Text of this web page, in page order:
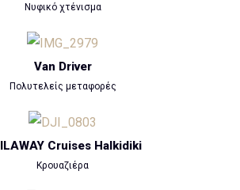
Νυφικό χτένισμα
Van Driver
Πολυτελείς μεταφορές
Cruises Halkidiki
Κρουαζιέρα